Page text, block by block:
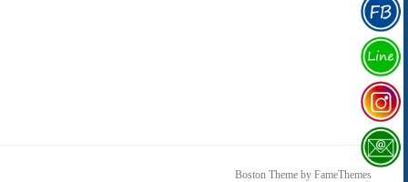
Boston Theme by FameThemes